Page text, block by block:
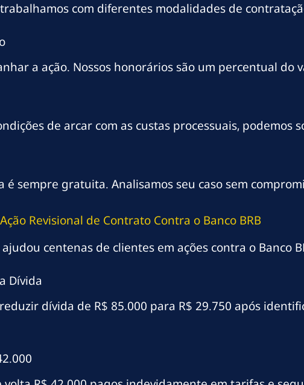
trabalhamos com diferentes modalidades de
a ação. Nossos honorários são um percentual do
de arcar com as custas processuais,
é sempre gratuita. Analisamos seu caso sem
Revisional de Contrato Contra o Banco BRB
ajudou centenas de clientes em ações contra o Banco
Dívida
dívida de R$ 85.000 para R$ 29.750 após